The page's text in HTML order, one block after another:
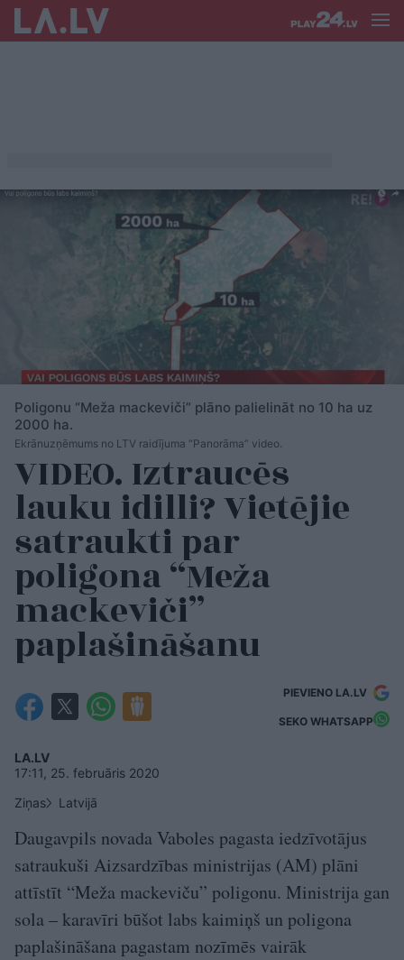
Poligonu “Meža mackeviči” plāno palielināt no 10 ha uz
2000 ha.
Ekrānuzņēmums no LTV raidījuma “Panorāma” video.
VIDEO. Iztraucēs
lauku idilli? Vietējie
satraukti par
poligona “Meža
mackeviči”
paplašināšanu
PIEVIENO LA.LV
SEKO WHATSAPP
LA.LV
17:11, 25. februāris 2020
Ziņas
Latvijā
Daugavpils novada Vaboles pagasta iedzīvotājus
satraukuši Aizsardzības ministrijas (AM) plāni
attīstīt “Meža mackeviču” poligonu. Ministrija gan
sola – karavīri būšot labs kaimiņš un poligona
paplašināšana pagastam nozīmēs vairāk